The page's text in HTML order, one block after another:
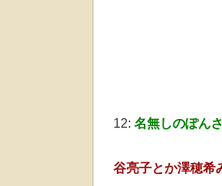
12: 名無しのぽん
谷亮子とか澤穂希